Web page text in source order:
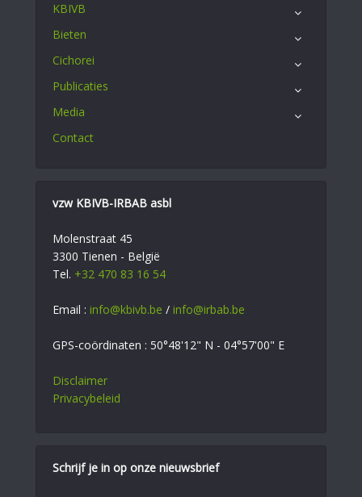
KBIVB
Bieten
Cichorei
Publicaties
Media
Contact
vzw KBIVB-IRBAB asbl
Molenstraat 45
3300 Tienen - België
Tel. +32 470 83 16 54
Email : info@kbivb.be / info@irbab.be
GPS-coördinaten : 50°48'12" N - 04°57'00" E
Disclaimer
Privacybeleid
Schrijf je in op onze nieuwsbrief